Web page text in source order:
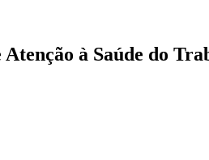
Atenção à Saúde do